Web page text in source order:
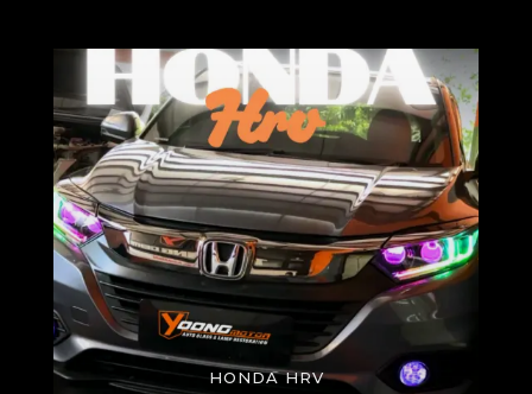
HONDA HRV